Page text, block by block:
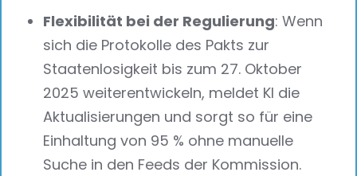
Flexibilität bei der Regulierung: Wenn
sich die Protokolle des Pakts zur
Staatenlosigkeit bis zum 27. Oktober
2025 weiterentwickeln, meldet KI die
Aktualisierungen und sorgt so für eine
Einhaltung von 95 % ohne manuelle
Suche in den Feeds der Kommission.